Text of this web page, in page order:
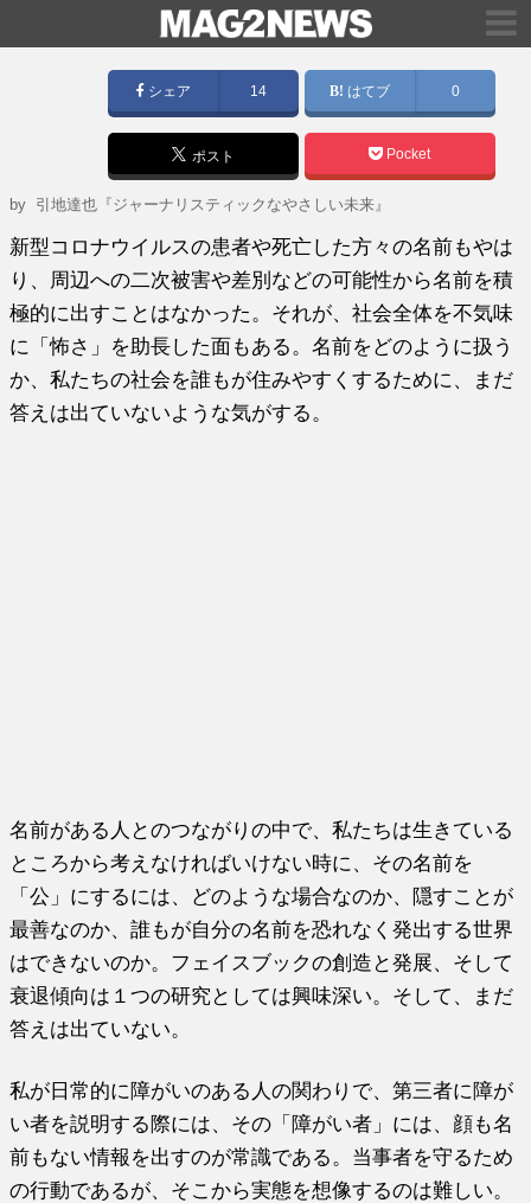
シェア 14 はてブ 0
ポスト Pocket
by 引地達也『ジャーナリスティックなやさしい未来』
新型コロナウイルスの患者や死亡した方々の名前もやは
り、周辺への二次被害や差別などの可能性から名前を積
極的に出すことはなかった。それが、社会全体を不気味
に「怖さ」を助長した面もある。名前をどのように扱う
か、私たちの社会を誰もが住みやすくするために、まだ
答えは出ていないような気がする。
名前がある人とのつながりの中で、私たちは生きている
ところから考えなければいけない時に、その名前を
「公」にするには、どのような場合なのか、隠すことが
最善なのか、誰もが自分の名前を恐れなく発出する世界
はできないのか。フェイスブックの創造と発展、そして
衰退傾向は１つの研究としては興味深い。そして、まだ
答えは出ていない。
私が日常的に障がいのある人の関わりで、第三者に障が
い者を説明する際には、その「障がい者」には、顔も名
前もない情報を出すのが常識である。当事者を守るため
の行動であるが、そこから実態を想像するのは難しい。